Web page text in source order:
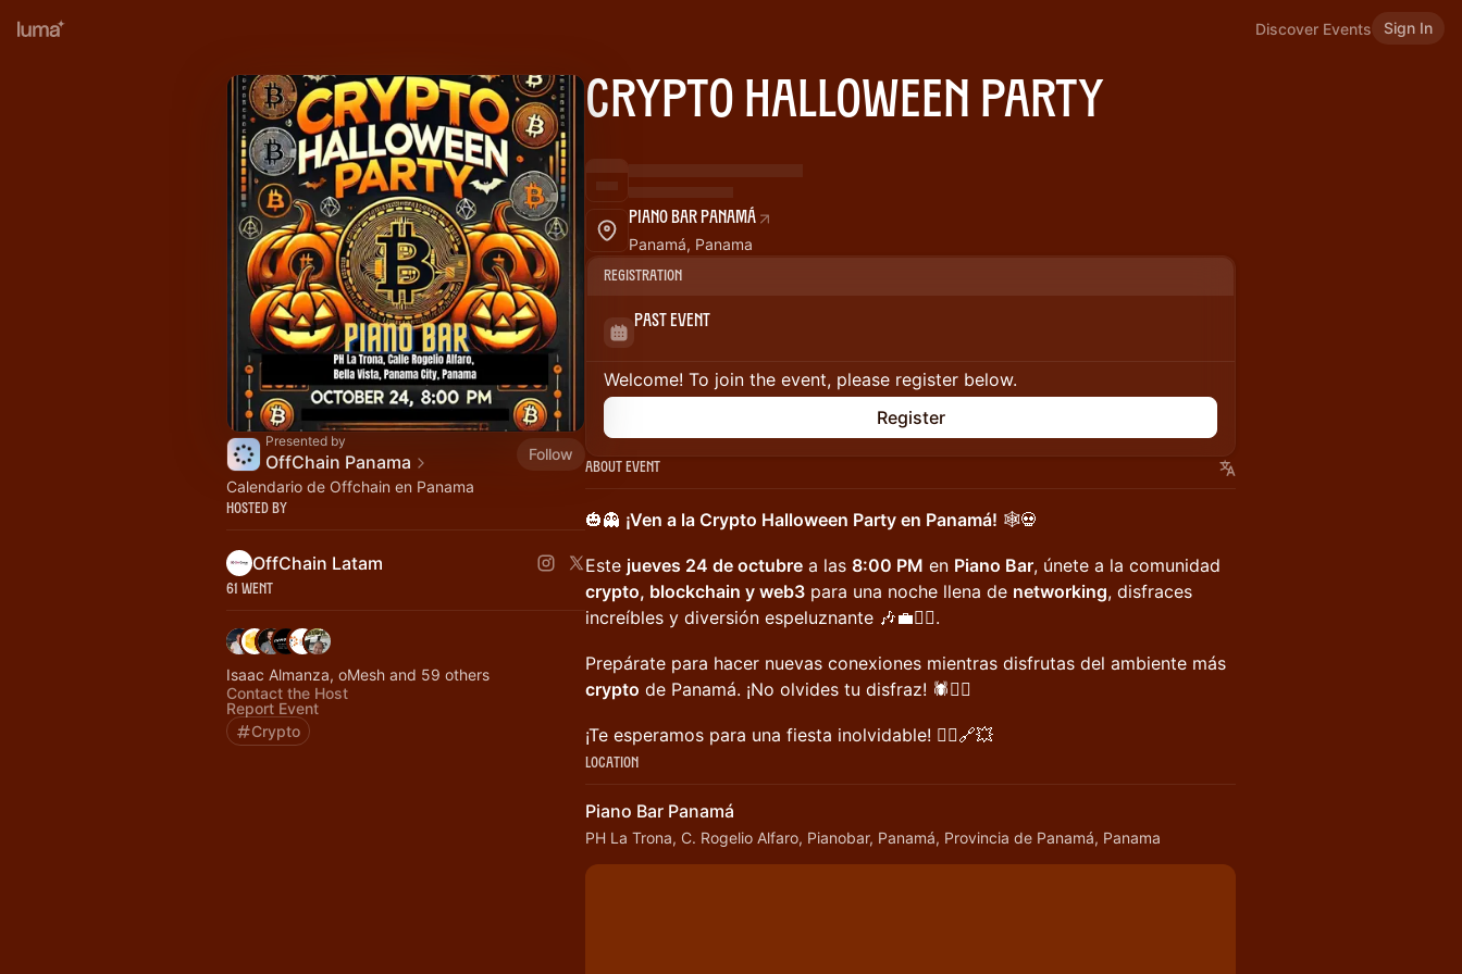
Discover Events Sign In
Presented by
OffChain Panama
Follow
Calendario de Offchain en Panama
Hosted By
OffChain Latam
61 Went
Isaac Almanza, oMesh and 59 others
Contact the Host
Report Event
Crypto
Crypto Halloween Party
Piano Bar Panamá
Panamá, Panama
Registration
Past Event
Welcome! To join the event, please register below.
Register
About Event
🎃👻 ¡Ven a la Crypto Halloween Party en Panamá! 🕸️💀
Este jueves 24 de octubre a las 8:00 PM en Piano Bar, únete a la comunidad
crypto, blockchain y web3 para una noche llena de networking, disfraces
increíbles y diversión espeluznante 🎶💼🧛‍♂️.
Prepárate para hacer nuevas conexiones mientras disfrutas del ambiente más
crypto de Panamá. ¡No olvides tu disfraz! 🕷️🧙‍♀️
¡Te esperamos para una fiesta inolvidable! 🧟‍♀️🔗💥
Location
Piano Bar Panamá
PH La Trona, C. Rogelio Alfaro, Pianobar, Panamá, Provincia de Panamá, Panama